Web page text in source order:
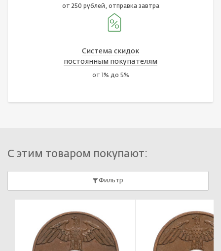
от 250 рублей, отправка завтра
Система скидок
постоянным покупателям
от 1% до 5%
С этим товаром покупают:
Фильтр